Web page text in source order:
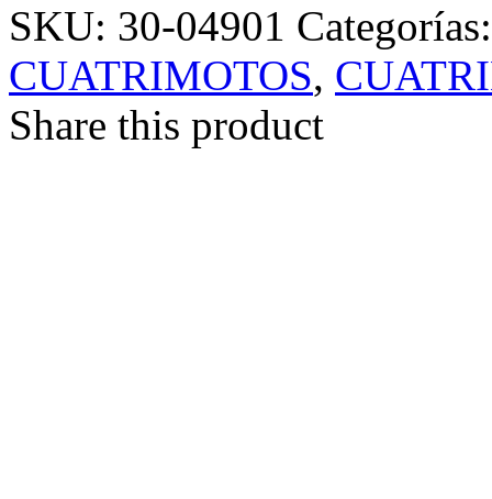
SKU: 30-04901
CUATRIMOTOS,
Share this product